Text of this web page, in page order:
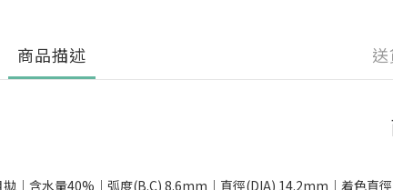
商品描述
拋｜含水量40%｜弧度(B.C) 8.6mm｜直徑(DIA) 14.2mm｜着色直